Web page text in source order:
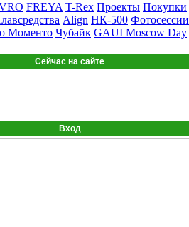
FREYA T-Rex Проекты Покупки
Align НК-500 Фотосессии
Моменто Чубайк GAUI Moscow Day
Сейчас на сайте
Вход